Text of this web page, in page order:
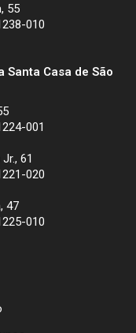
55
010
Santa Casa de São
001
61
020
47
010